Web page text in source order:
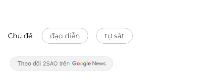
Chủ đề: đạo diễn tự sát